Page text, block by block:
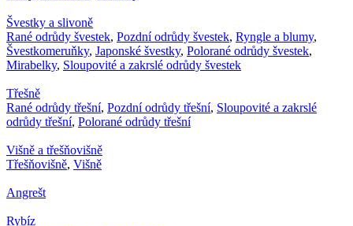
Švestky a slivoně
Rané odrůdy švestek, Pozdní odrůdy švestek, Ryngle a blumy,
Švestkomeruňky, Japonské švestky, Polorané odrůdy švestek,
Mirabelky, Sloupovité a zakrslé odrůdy švestek
Třešně
Rané odrůdy třešní, Pozdní odrůdy třešní, Sloupovité a zakrslé
odrůdy třešní, Polorané odrůdy třešní
Višně a třešňovišně
Třešňovišně, Višně
Angrešt
Rybíz